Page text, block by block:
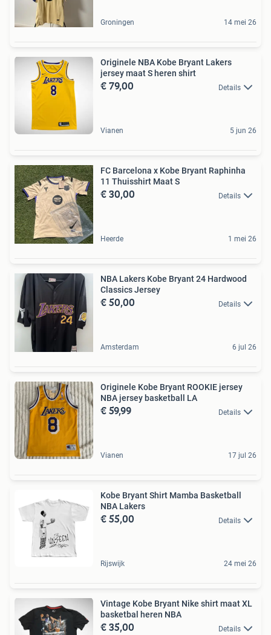
Groningen 14 mei 26
Originele NBA Kobe Bryant Lakers
jersey maat S heren shirt
€ 79,00 Details
Vianen 5 jun 26
FC Barcelona x Kobe Bryant Raphinha
11 Thuisshirt Maat S
€ 30,00 Details
Heerde 1 mei 26
NBA Lakers Kobe Bryant 24 Hardwood
Classics Jersey
€ 50,00 Details
Amsterdam 6 jul 26
Originele Kobe Bryant ROOKIE jersey
NBA jersey basketball LA
€ 59,99 Details
Vianen 17 jul 26
Kobe Bryant Shirt Mamba Basketball
NBA Lakers
€ 55,00 Details
Rijswijk 24 mei 26
Vintage Kobe Bryant Nike shirt maat XL
basketbal heren NBA
€ 35,00 Details